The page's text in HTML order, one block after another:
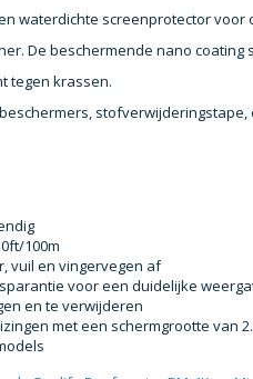
waterdichte screenprotector
De beschermende nano
tegen krassen.
100m
vuil en vingervegen af
voor een duidelijke
en te verwijderen
met een schermgrootte van